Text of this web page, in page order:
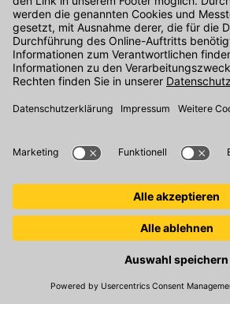
Unser Onlineshop Team ist montags bis
Uhr unter der Telefonnummer07071 / 151-
Alternativ können Sie unser Kontaktformular
Den Kontakt direkt in unsere
© 2026 Kemmler Baustoffe GmbH